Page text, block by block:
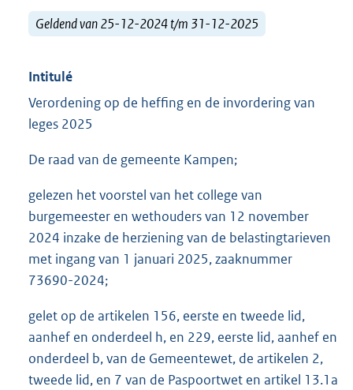
Geldend van 25-12-2024 t/m 31-12-2025
Intitulé
Verordening op de heffing en de invordering van
leges 2025
De raad van de gemeente Kampen;
gelezen het voorstel van het college van
burgemeester en wethouders van 12 november
2024 inzake de herziening van de belastingtarieven
met ingang van 1 januari 2025, zaaknummer
73690-2024;
gelet op de artikelen 156, eerste en tweede lid,
aanhef en onderdeel h, en 229, eerste lid, aanhef en
onderdeel b, van de Gemeentewet, de artikelen 2,
tweede lid, en 7 van de Paspoortwet en artikel 13.1a